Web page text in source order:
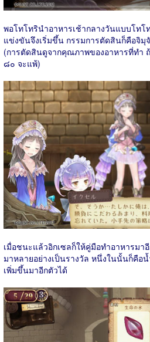
พอโทโทรินำอาหารเช้ากลางวันแบบโทโ
แข่งขันจึงเริ่มขึ้น กรรมการตัดสินก็คือจิมุ
(การตัดสินดูจากคุณภาพของอาหารที่ทำ
๘๐ จะแพ้)
เมื่อชนะแล้วอิกเซลก็ให้คู่มือทำอาหารมา
มาหลายอย่างเป็นรางวัล หนึ่งในนั้นก็คือ
เพิ่มขึ้นมาอีกตัวได้